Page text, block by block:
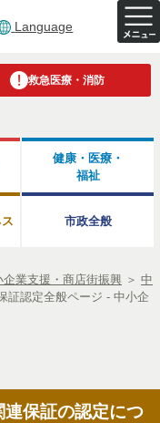
Language
救急医療・消防
健康・医療・
福祉
市政全般
企業支援・商店街振興 ＞ 中
証認定全般ページ - 中小企
保証の認定につ